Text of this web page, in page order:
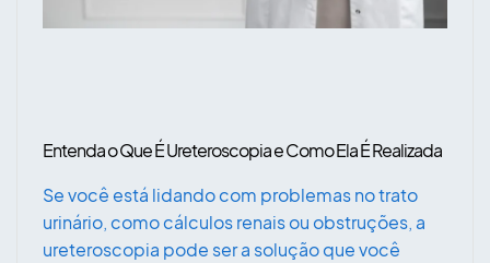
Entenda o Que É Ureteroscopia e Como Ela É Realizada
Se você está lidando com problemas no trato
urinário, como cálculos renais ou obstruções, a
ureteroscopia pode ser a solução que você